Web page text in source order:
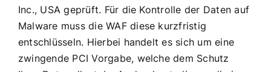
Inc., USA geprüft. Für die Kontrolle der Daten auf
Malware muss die WAF diese kurzfristig
entschlüsseln. Hierbei handelt es sich um eine
zwingende PCI Vorgabe, welche dem Schutz